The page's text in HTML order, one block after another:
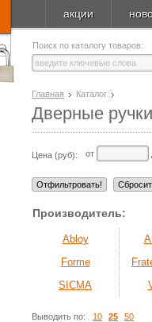
акции
Поиск по каталогу товаров:
Главная Каталог
Дверные
Цена (руб): от
Производитель:
Abloy
Forme
SICMA
Выводить по: 10 25 50